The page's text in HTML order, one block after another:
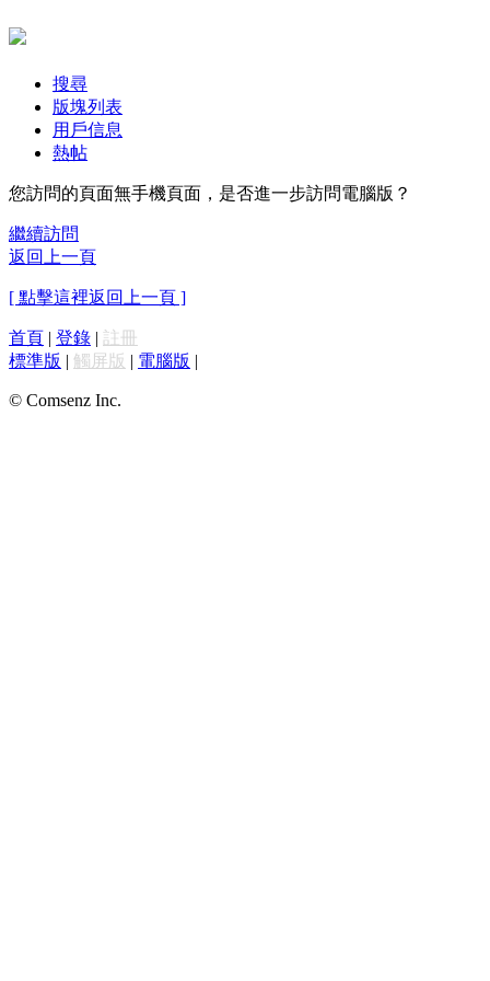
搜尋
版塊列表
用戶信息
熱帖
您訪問的頁面無手機頁面，是否進一步訪問電腦版？
繼續訪問
返回上一頁
[ 點擊這裡返回上一頁 ]
首頁 | 登錄 | 註冊
標準版 | 觸屏版 | 電腦版 |
© Comsenz Inc.